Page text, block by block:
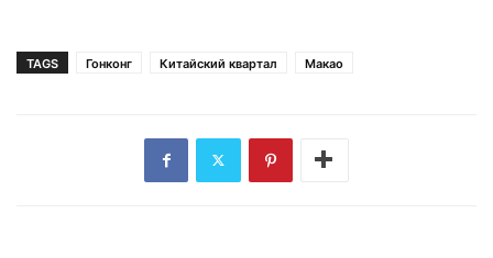
TAGS Гонконг Китайский квартал Макао